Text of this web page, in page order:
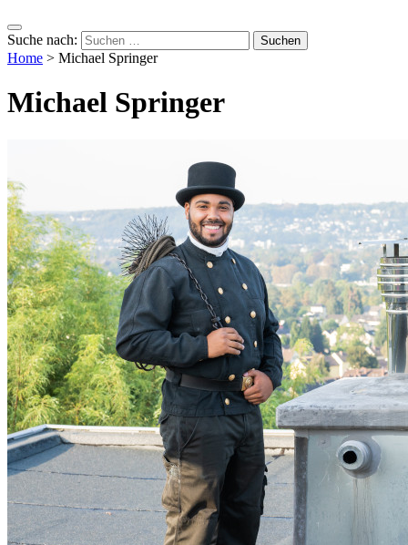
Suche nach:
Home > Michael Springer
Michael Springer